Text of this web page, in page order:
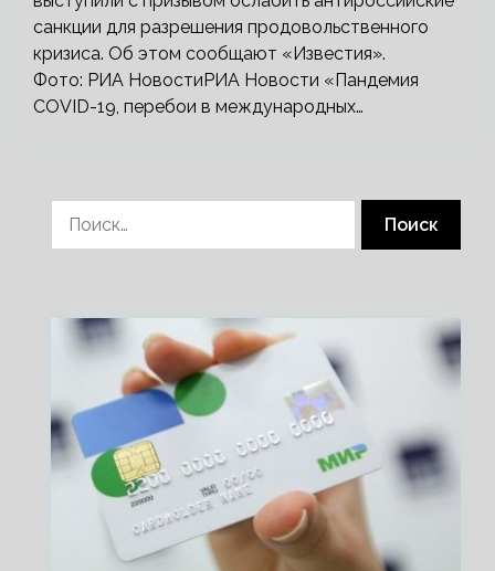
санкции для разрешения продовольственного
кризиса. Об этом сообщают «Известия».
Фото: РИА НовостиРИА Новости «Пандемия
COVID-19, перебои в международных…